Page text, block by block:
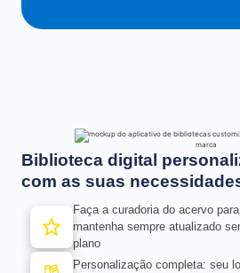
Biblioteca digital
com as suas
Faça a curadoria do acervo
mantenha sempre atualizado
plano
Personalização completa: seu